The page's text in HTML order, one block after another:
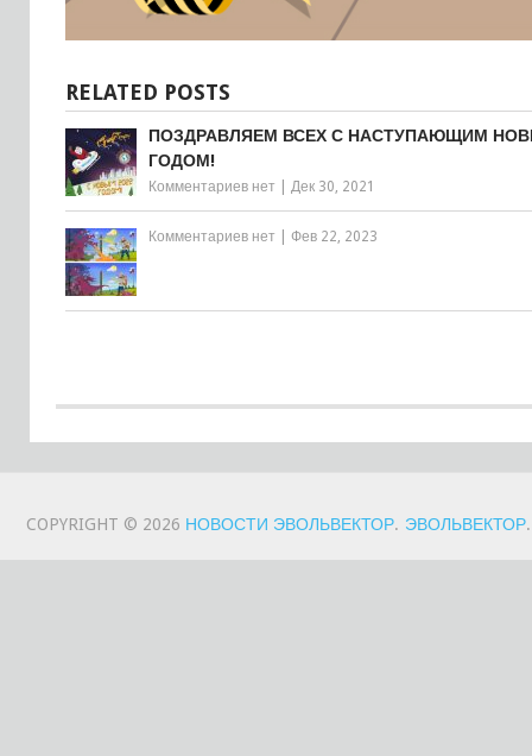
RELATED POSTS
ПОЗДРАВЛЯЕМ ВСЕХ С НАСТУПАЮЩИМ
ГОДОМ!
Комментариев нет Дек 30, 2021
Комментариев нет Фев 22, 2023
COPYRIGHT © 2026 НОВОСТИ ЭВОЛЬВЕКТОР. ЭВОЛЬВЕКТОР.